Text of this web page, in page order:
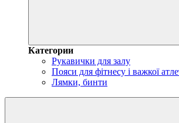
Категории
Рукавички для залу
Пояси для фітнесу і важкої
Лямки, бинти